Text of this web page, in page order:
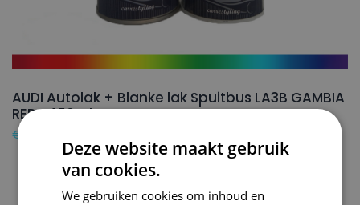
AUDI Autolak + Blanke lak Spuitbus LA3B GAMBIA
RED – 150ml
€
Deze website maakt gebruik
van cookies.
We gebruiken cookies om inhoud en